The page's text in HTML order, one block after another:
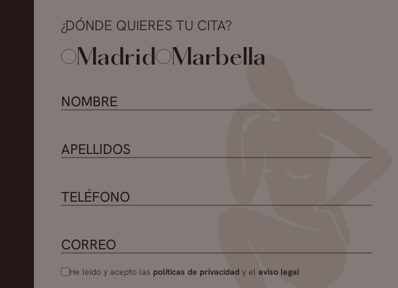
¿DÓNDE QUIERES TU CITA?
Madrid Marbella
He leído y acepto las políticas de privacidad y el aviso legal